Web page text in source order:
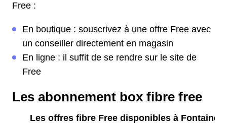
Free :
En boutique : souscrivez à une offre Free avec
un conseiller directement en magasin
En ligne : il suffit de se rendre sur le site de
Free
Les abonnement box fibre free
Les offres fibre Free disponibles à Fontaine-